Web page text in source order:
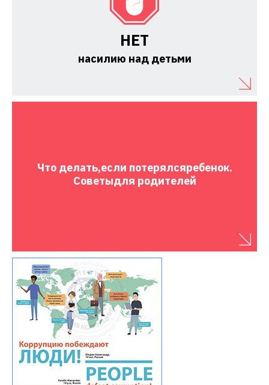
НЕТ
насилию над детьми
Что делать,если потерялсяребенок.
Советыдля родителей